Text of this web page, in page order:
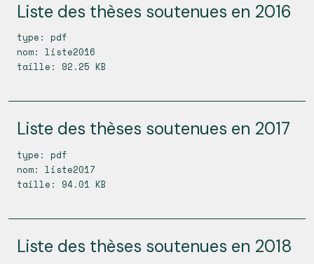
Liste des thèses soutenues en 2016
type: pdf
nom: liste2016
taille: 92.25 KB
Liste des thèses soutenues en 2017
type: pdf
nom: liste2017
taille: 94.01 KB
Liste des thèses soutenues en 2018